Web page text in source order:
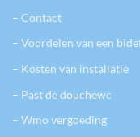
– Contact
– Voordelen van een
– Kosten van installatie
– Past de douchewc
– Wmo vergoeding